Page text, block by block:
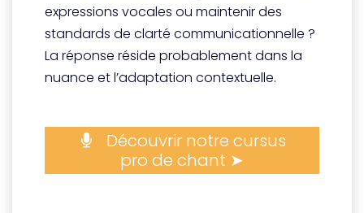
expressions vocales ou maintenir des
standards de clarté communicationnelle ?
La réponse réside probablement dans la
nuance et l’adaptation contextuelle.
Découvrir notre cursus
pro de chant ➤